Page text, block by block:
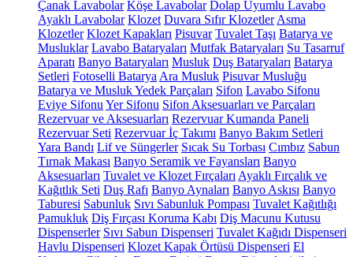
Çanak Lavabolar Köşe Lavabolar Dolap Uyumlu Lavabo
Ayaklı Lavabolar Klozet Duvara Sıfır Klozetler Asma
Klozetler Klozet Kapakları Pisuvar Tuvalet Taşı Batarya ve
Musluklar Lavabo Bataryaları Mutfak Bataryaları Su Tasarruf
Aparatı Banyo Bataryaları Musluk Duş Bataryaları Batarya
Setleri Fotoselli Batarya Ara Musluk Pisuvar Musluğu
Batarya ve Musluk Yedek Parçaları Sifon Lavabo Sifonu
Eviye Sifonu Yer Sifonu Sifon Aksesuarları ve Parçaları
Rezervuar ve Aksesuarları Rezervuar Kumanda Paneli
Rezervuar Seti Rezervuar İç Takımı Banyo Bakım Setleri
Yara Bandı Lif ve Süngerler Sıcak Su Torbası Cımbız Sabun
Tırnak Makası Banyo Seramik ve Fayansları Banyo
Aksesuarları Tuvalet ve Klozet Fırçaları Ayaklı Fırçalık ve
Kağıtlık Seti Duş Rafı Banyo Aynaları Banyo Askısı Banyo
Taburesi Sabunluk Sıvı Sabunluk Pompası Tuvalet Kağıtlığı
Pamukluk Diş Fırçası Koruma Kabı Diş Macunu Kutusu
Dispenserler Sıvı Sabun Dispenseri Tuvalet Kağıdı Dispenseri
Havlu Dispenseri Klozet Kapak Örtüsü Dispenseri El